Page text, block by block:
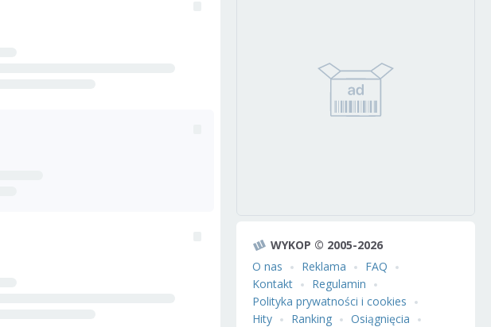
WYKOP © 2005-2026
O nas
Reklama
FAQ
Kontakt
Regulamin
Polityka prywatności i cookies
Hity
Ranking
Osiągnięcia